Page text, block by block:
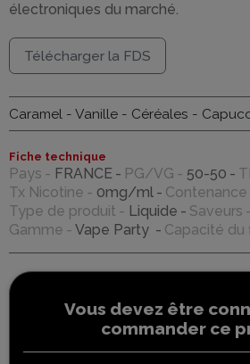
électroniques du marché.
Télécharger la FDS
Caramel - Vanille - Céréales -
Fiche technique
Pays FRANCE PG/VG 50-50
Tx Nicotine
0mg/ml Contenance
Type de produit
Liquide Saveurs
Gamme
Vape Party Capacité du
Vous devez être
commander ce